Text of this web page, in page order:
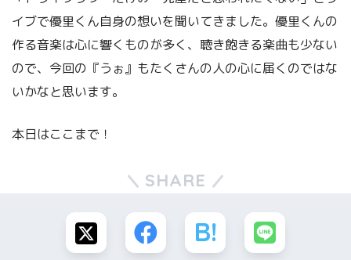
イブで優里くん自身の想いを聞いてきました。優里くんの
作る音楽は心に響くものが多く、聴き飽きる楽曲も少ない
ので、今回の『うぉ』もたくさんの人の心に届くのではな
いかなと思います。
本日はここまで！
SHARE